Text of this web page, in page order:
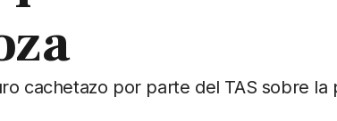
cachetazo por parte del TAS sobre la